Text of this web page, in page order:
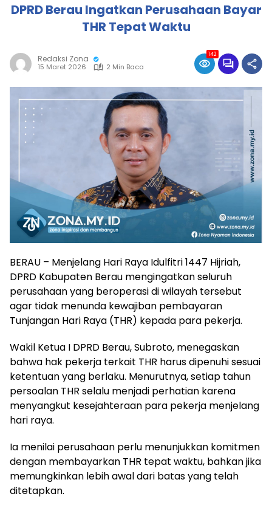
DPRD Berau Ingatkan Perusahaan Bayar
THR Tepat Waktu
Redaksi Zona
15 Maret 2026 2 Min Baca
142
BERAU – Menjelang Hari Raya Idulfitri 1447 Hijriah,
DPRD Kabupaten Berau mengingatkan seluruh
perusahaan yang beroperasi di wilayah tersebut
agar tidak menunda kewajiban pembayaran
Tunjangan Hari Raya (THR) kepada para pekerja.
Wakil Ketua I DPRD Berau, Subroto, menegaskan
bahwa hak pekerja terkait THR harus dipenuhi sesuai
ketentuan yang berlaku. Menurutnya, setiap tahun
persoalan THR selalu menjadi perhatian karena
menyangkut kesejahteraan para pekerja menjelang
hari raya.
Ia menilai perusahaan perlu menunjukkan komitmen
dengan membayarkan THR tepat waktu, bahkan jika
memungkinkan lebih awal dari batas yang telah
ditetapkan.